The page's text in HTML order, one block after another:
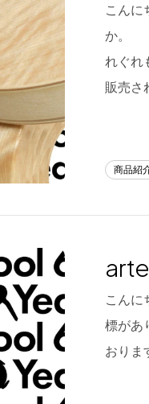
0965-52-0323
096-274-8175
こんに
か
れぐれ
販売さ
商品紹
こんに
標があ
おりま